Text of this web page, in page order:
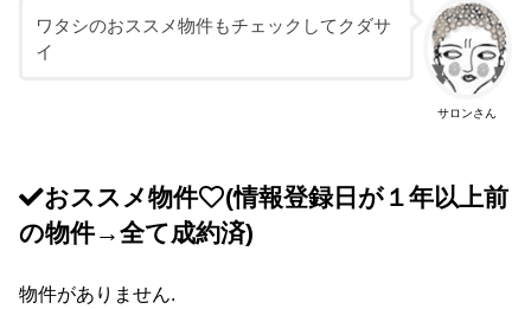
サロンさん
ワタシのおススメ物件もチェックしてクダサ
イ
おススメ物件
(情報登録日が１年以上前
の物件→全て成約済)
物件がありません.